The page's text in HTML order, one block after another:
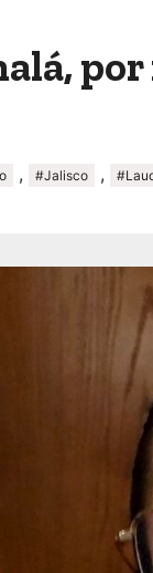
, #Jalisco ,